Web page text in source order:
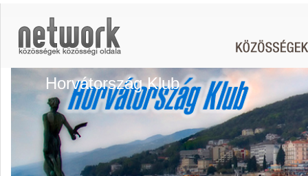
Horvátország Klub